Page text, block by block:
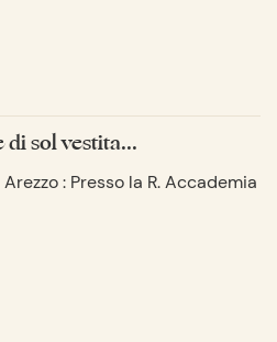
sol vestita...
Arezzo : Presso la R. Accademia